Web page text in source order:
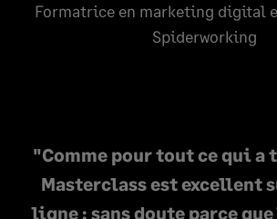
Formatrice en marketing digital
Spiderworking
Comme pour tout ce qui a
Masterclass est excellent
ligne ; sans doute parce